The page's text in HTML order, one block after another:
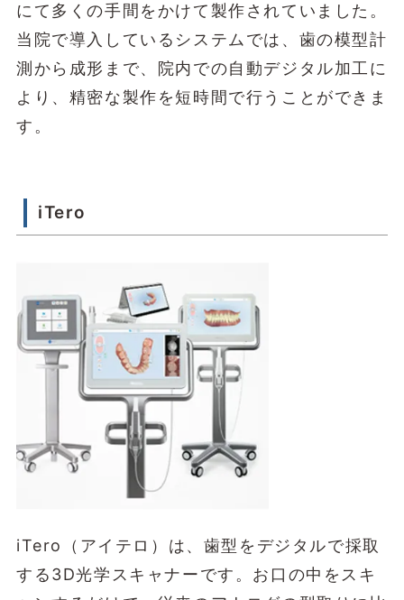
にて多くの手間をかけて製作されていました。
当院で導入しているシステムでは、歯の模型計
測から成形まで、院内での自動デジタル加工に
より、精密な製作を短時間で行うことができま
す。
iTero
iTero（アイテロ）は、歯型をデジタルで採取
する3D光学スキャナーです。お口の中をスキ